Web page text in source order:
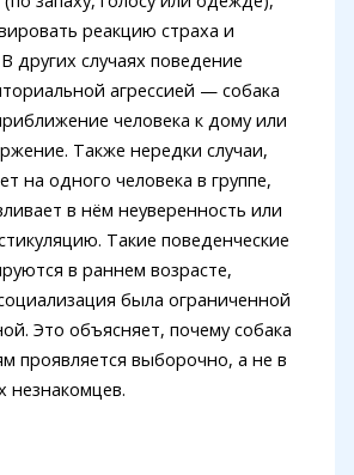
реакцию страха и
других случаях поведение
агрессией — собака
человека к дому или
Также нередки случаи,
на одного человека в группе,
в нём неуверенность или
Такие поведенческие
в раннем возрасте,
была ограниченной
Это объясняет, почему собака
проявляется выборочно, а не в
незнакомцев.